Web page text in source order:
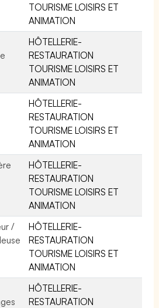
TOURISME LOISIRS ET
ANIMATION
HÔTELLERIE-
RESTAURATION
TOURISME LOISIRS ET
ANIMATION
HÔTELLERIE-
RESTAURATION
TOURISME LOISIRS ET
ANIMATION
HÔTELLERIE-
RESTAURATION
TOURISME LOISIRS ET
ANIMATION
/
HÔTELLERIE-
RESTAURATION
TOURISME LOISIRS ET
ANIMATION
HÔTELLERIE-
RESTAURATION